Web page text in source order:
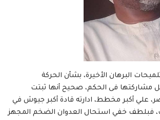
البرهان الأخيرة، بشأن الحركة
مشاركتها فى الحكم، صحيح أنها ثبتت
علي أكبر مخطط، ادارته قادة أكبر جيوش في
فبلطف خفي استحال العدوان الضخم المجهز